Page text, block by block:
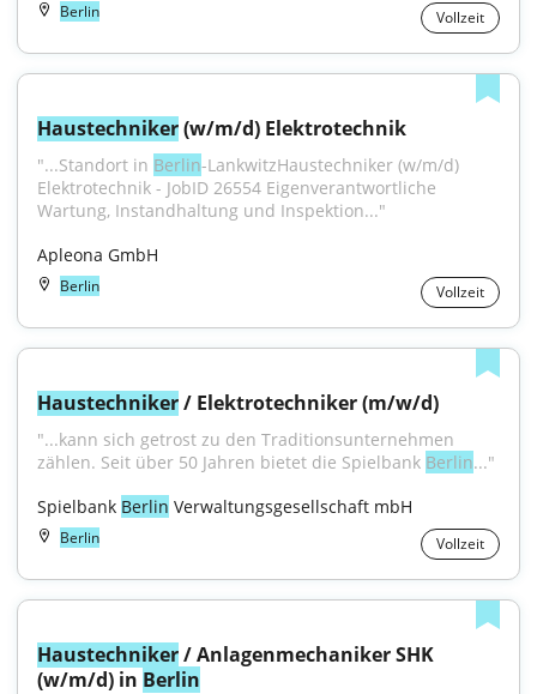
Berlin Vollzeit
Haustechniker (w/m/d) Elektrotechnik
"...Standort in Berlin-LankwitzHaustechniker (w/m/d)
Elektrotechnik - JobID 26554 Eigenverantwortliche
Wartung, Instandhaltung und Inspektion..."
Apleona GmbH
Berlin Vollzeit
Haustechniker / Elektrotechniker (m/w/d)
"...kann sich getrost zu den Traditionsunternehmen
zählen. Seit über 50 Jahren bietet die Spielbank Berlin..."
Spielbank Berlin Verwaltungsgesellschaft mbH
Berlin Vollzeit
Haustechniker / Anlagenmechaniker SHK
(w/m/d) in Berlin